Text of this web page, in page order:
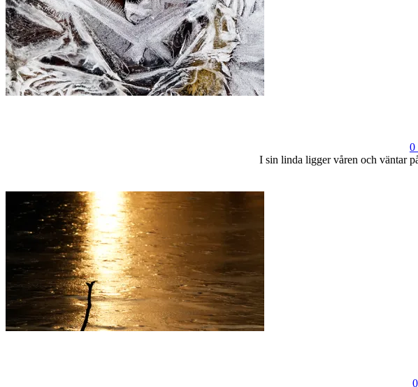
0
I sin linda ligger våren och väntar